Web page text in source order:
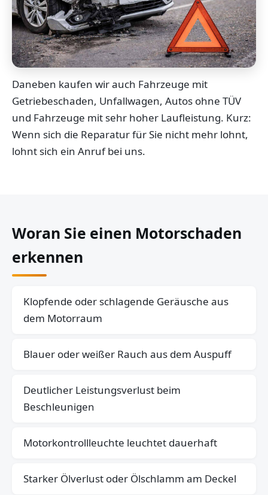
Daneben kaufen wir auch Fahrzeuge mit
Getriebeschaden, Unfallwagen, Autos ohne TÜV
und Fahrzeuge mit sehr hoher Laufleistung. Kurz:
Wenn sich die Reparatur für Sie nicht mehr lohnt,
lohnt sich ein Anruf bei uns.
Woran Sie einen Motorschaden
erkennen
Klopfende oder schlagende Geräusche aus
dem Motorraum
Blauer oder weißer Rauch aus dem Auspuff
Deutlicher Leistungsverlust beim
Beschleunigen
Motorkontrollleuchte leuchtet dauerhaft
Starker Ölverlust oder Ölschlamm am Deckel